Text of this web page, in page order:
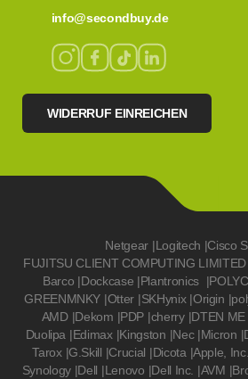
info@secondbuy.de
WIDERRUF EINREICHEN
Netgear |Logitech |Cisco
FUJITSU CLIENT COMPUTING LIMITED
Barco |Dockcase |Plantronics |
GREENMNKY |Otter |SKHynix |Origin |
AMD |Dekom |PDP |cherry |DTEN ME
Duolipa |Edimax |Kingston |Nec |Micron |
Tarox |G.Skill |Crucial |Dicota |Apple, Inc.
Synology |Dell |Lenovo |Dell Inc. |AVM |